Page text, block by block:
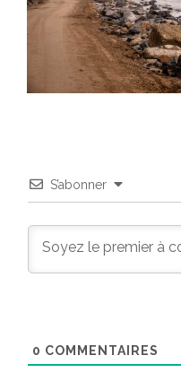
S’abonner
0 COMMENTAIRES